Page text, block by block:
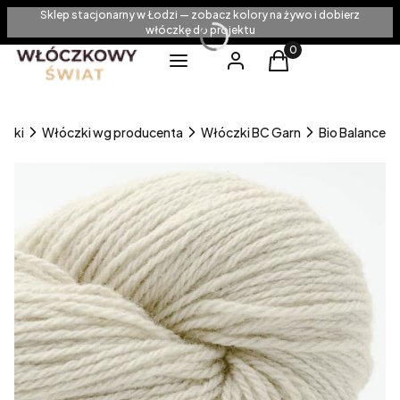
Sklep stacjonarny w Łodzi — zobacz kolory na żywo i dobierz
włóczkę do projektu
Menu
Zaloguj sięProdukty w
Koszyk
Włóczki wg producenta Włóczki BC Garn Bio Balance